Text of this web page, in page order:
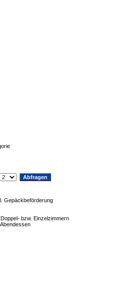
Gepäckbeförderung
bzw. Einzelzimmern